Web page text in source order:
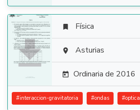

 Física
 Asturias
 Ordinaria de 2016
#interaccion-gravitatoria #ondas #optica